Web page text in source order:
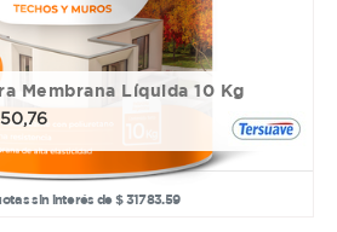
Membrana Líquida 10 Kg
sin interés de $ 31783.59